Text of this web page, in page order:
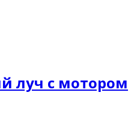
луч с мотором